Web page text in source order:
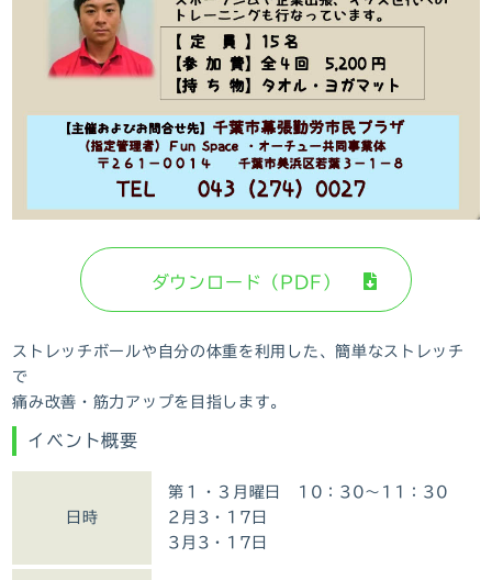
ダウンロード（PDF）
ストレッチボールや自分の体重を利用した、簡単なストレッチ
で
痛み改善・筋力アップを目指します。
イベント概要
日時
第１・３月曜日 10：30～11：30
2月3・17日
3月3・17日